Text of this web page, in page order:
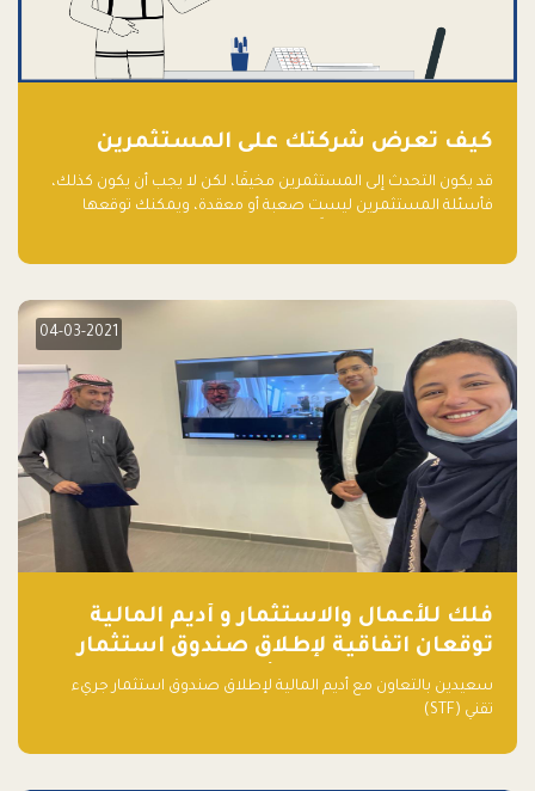
كيف تعرض شركتك على المستثمرين
قد يكون التحدث إلى المستثمرين مخيفًا، لكن لا يجب أن يكون كذلك،
فأسئلة المستثمرين ليست صعبة أو معقدة، ويمكنك توقعها
04-03-2021
فلك للأعمال والاستثمار و أديم المالية
توقعان اتفاقية لإطلاق صندوق استثمار
جريء تقني (STF) - مشغل من قبل فـلك
سعيدين بالتعاون مع أديم المالية لإطلاق صندوق استثمار جريء
تقني (STF)